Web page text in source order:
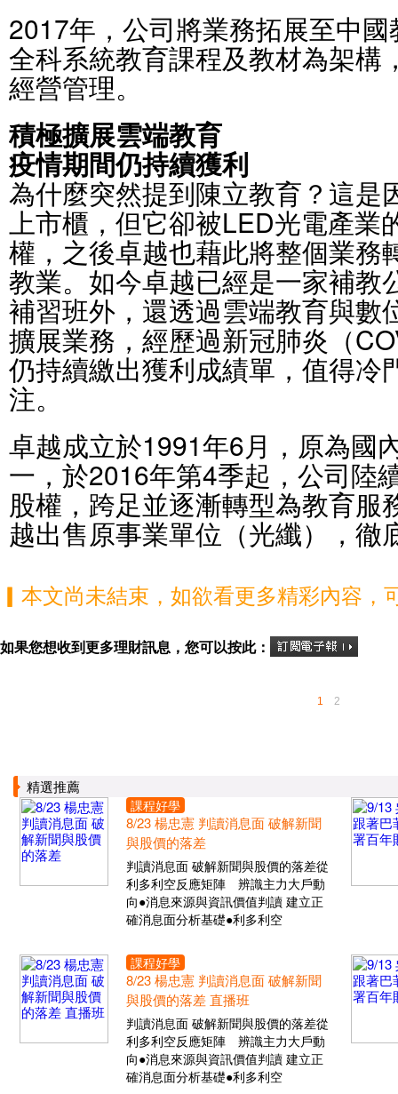
2017年，公司將業務拓展至中
全科系統教育課程及教材為架構
經營管理。
積極擴展雲端教育
疫情期間仍持續獲利
為什麼突然提到陳立教育？這是
上市櫃，但它卻被LED光電產
權，之後卓越也藉此將整個業務
教業。如今卓越已經是一家補教
補習班外，還透過雲端教育與數
擴展業務，經歷過新冠肺炎（
仍持續繳出獲利成績單，值得冷
注。
卓越成立於1991年6月，原為國
一，於2016年第4季起，公司陸
股權，跨足並逐漸轉型為教育服
越出售原事業單位（光纖），徹
▎本文尚未結束，如欲看更多精彩內容，
如果您想收到更多理財訊息，您可以按此：
1 2
精選推薦
課程好學
8/23 楊忠憲 判讀消息面 破解新聞
與股價的落差
判讀消息面 破解新聞與股價的落差從
利多利空反應矩陣 辨識主力大戶動
向●消息來源與資訊價值判讀 建立正
確消息面分析基礎●利多利空
課程好學
8/23 楊忠憲 判讀消息面 破解新聞
與股價的落差 直播班
判讀消息面 破解新聞與股價的落差從
利多利空反應矩陣 辨識主力大戶動
向●消息來源與資訊價值判讀 建立正
確消息面分析基礎●利多利空